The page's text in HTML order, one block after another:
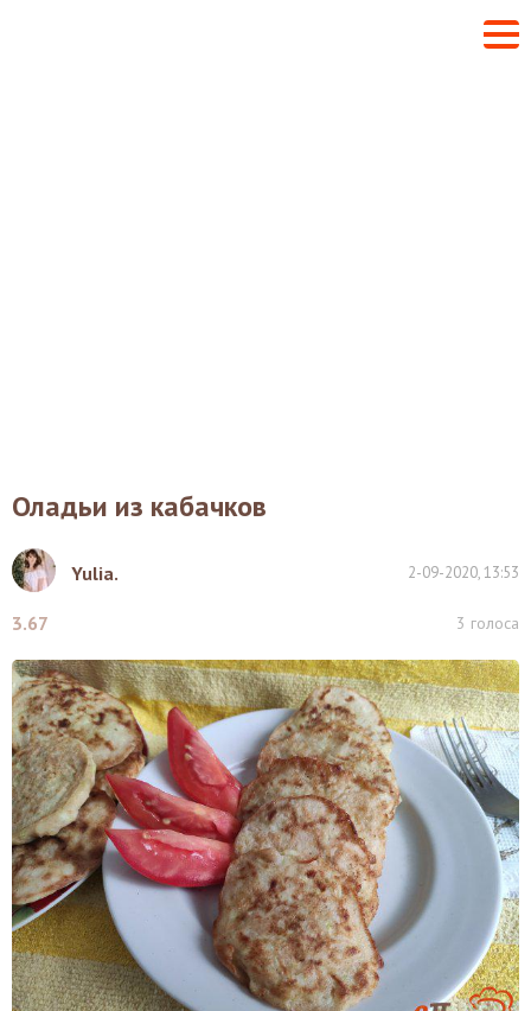
Оладьи из кабачков
Yulia. 2-09-2020, 13:53
3.67 3 голоса